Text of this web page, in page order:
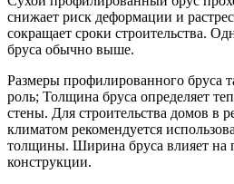
снижает риск деформации и
сокращает сроки строительства.
бруса обычно выше.
Размеры профилированного бруса
роль; Толщина бруса определяет
стены. Для строительства домов в
климатом рекомендуется
толщины. Ширина бруса влияет на
конструкции.